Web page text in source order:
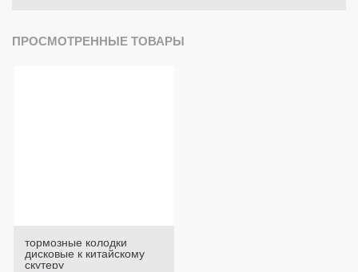
ПРОСМОТРЕННЫЕ ТОВАРЫ
тормозные колодки
дисковые к китайскому
скутеру